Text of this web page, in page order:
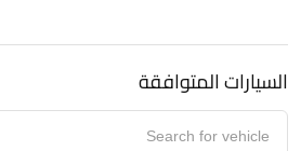
السيارات المتوافقة